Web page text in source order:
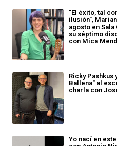
"El éxito, tal
ilusión",
agosto en Sala
su séptimo
con Mica
Ricky
Ballena" al
charla con
Yo nací en